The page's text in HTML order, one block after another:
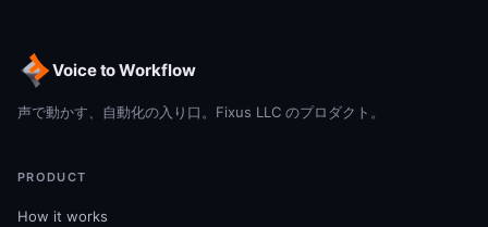
Voice to Workflow
声で動かす、自動化の入り口。Fixus LLC のプロダクト。
PRODUCT
How it works